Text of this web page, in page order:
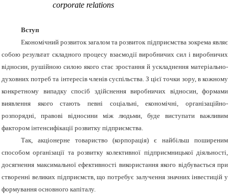
corporate relations
Вступ
Економічний розвиток загалом та розвиток підприємства зокрема являє
собою результат складного процесу взаємодії виробничих сил і виробничих
відносин, рушійною силою якого стає зростання й ускладнення матеріально-
духовних потреб та інтересів членів суспільства. З цієї точки зору, в кожному
конкретному випадку спосіб здійснення виробничих відносин, формами
виявлення якого стають певні соціальні, економічні, організаційно-
розпорядні, правові відносини між людьми, буде виступати важливим
фактором інтенсифікації розвитку підприємства.
Так, акціонерне товариство (корпорація) є найбільш поширеним
способом організації та розвитку колективної підприємницької діяльності,
досягнення максимальної ефективності використання якого відбувається при
створенні великих підприємств, що потребує залучення значних інвестицій у
формування основного капіталу.